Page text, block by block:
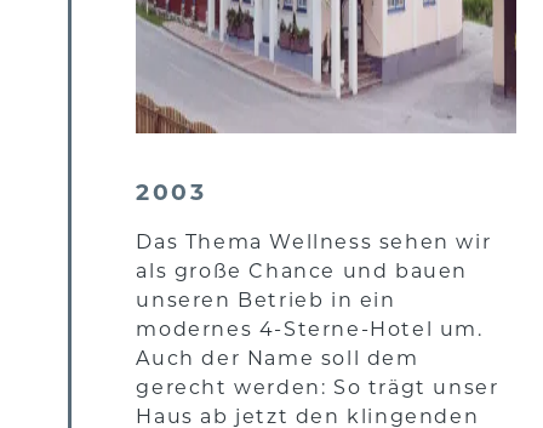
2003
Das Thema Wellness sehen wir
als große Chance und bauen
unseren Betrieb in ein
modernes 4-Sterne-Hotel um.
Auch der Name soll dem
gerecht werden: So trägt unser
Haus ab jetzt den klingenden